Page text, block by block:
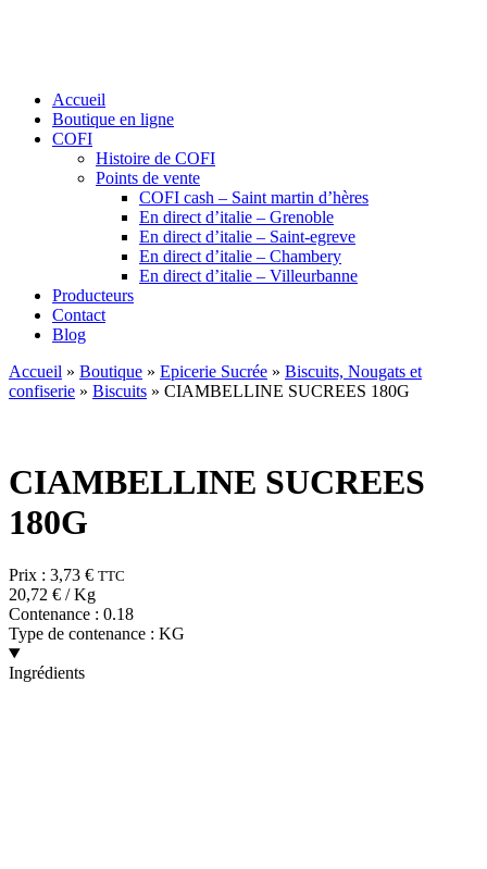
Accueil
Boutique en ligne
COFI
Histoire de COFI
Points de vente
COFI cash – Saint martin d’hères
En direct d’italie – Grenoble
En direct d’italie – Saint-egreve
En direct d’italie – Chambery
En direct d’italie – Villeurbanne
Producteurs
Contact
Blog
Accueil » Boutique » Epicerie Sucrée » Biscuits, Nougats et
confiserie » Biscuits » CIAMBELLINE SUCREES 180G
CIAMBELLINE SUCREES
180G
Prix : 3,73 € TTC
20,72 € / Kg
Contenance : 0.18
Type de contenance : KG
Ingrédients